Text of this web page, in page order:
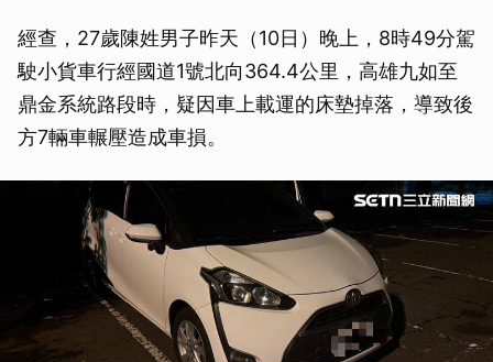
經查，27歲陳姓男子昨天（10日）晚上，8時49分駕
駛小貨車行經國道1號北向364.4公里，高雄九如至
鼎金系統路段時，疑因車上載運的床墊掉落，導致後
方7輛車輾壓造成車損。